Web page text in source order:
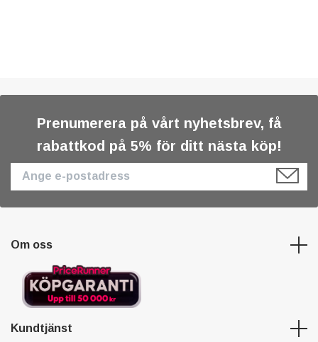
Prenumerera på vårt nyhetsbrev, få
rabattkod på 5% för ditt nästa köp!
Om oss
Kundtjänst